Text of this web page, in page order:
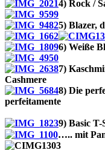
4) Rock /
5) Blazer,
6) Weiße
7)
Cashmere
8) Die
perfeitamente
9) Basic T-
….. mit